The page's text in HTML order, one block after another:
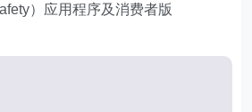
）应用程序及消费者版